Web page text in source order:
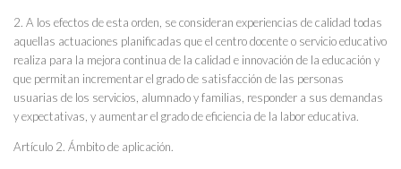
2. A los efectos de esta orden, se consideran experiencias de calidad todas
aquellas actuaciones planificadas que el centro docente o servicio educativo
realiza para la mejora continua de la calidad e innovación de la educación y
que permitan incrementar el grado de satisfacción de las personas
usuarias de los servicios, alumnado y familias, responder a sus demandas
y expectativas, y aumentar el grado de eficiencia de la labor educativa.
Artículo 2. Ámbito de aplicación.